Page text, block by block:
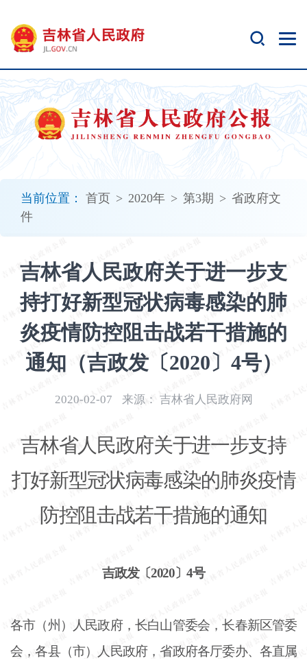
当前位置： 首页 > 2020年 > 第3期 > 省政府文
件
吉林省人民政府关于进一步支
持打好新型冠状病毒感染的肺
炎疫情防控阻击战若干措施的
通知（吉政发〔2020〕4号）
2020-02-07 来源： 吉林省人民政府网
吉林省人民政府关于进一步支持
打好新型冠状病毒感染的肺炎疫情
防控阻击战若干措施的通知
吉政发〔2020〕4号
各市（州）人民政府，长白山管委会，长春新区管委
会，各县（市）人民政府，省政府各厅委办、各直属
开
无
障
碍
说
明
加